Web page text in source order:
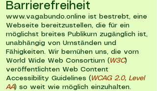
Barrierefreiheit
www.vagabundo.online ist bestrebt, eine
Webseite bereitzustellen, die für ein
möglichst breites Publikum zugänglich ist,
unabhängig von Umständen und
Fähigkeiten. Wir bemühen uns, die vom
World Wide Web Consortium ( W3C)
veröffentlichten Web Content
Accessibility Guidelines ( WCAG 2.0, Level
AA) so weit wie möglich einzuhalten.